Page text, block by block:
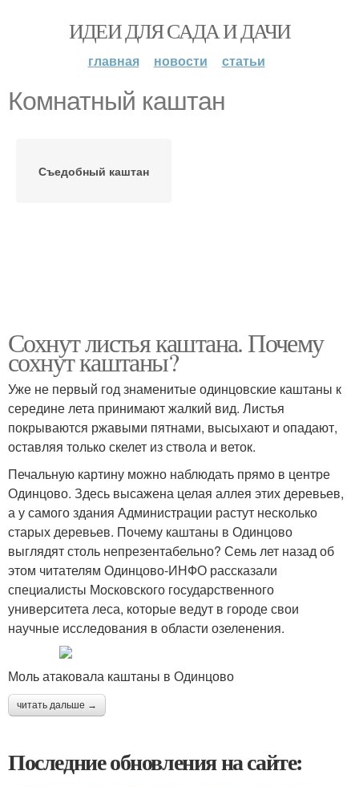
ИДЕИ ДЛЯ САДА И ДАЧИ
главная новости статьи
Комнатный каштан
Съедобный каштан
Сохнут листья каштана. Почему
сохнут каштаны?
Уже не первый год знаменитые одинцовские каштаны к
середине лета принимают жалкий вид. Листья
покрываются ржавыми пятнами, высыхают и опадают,
оставляя только скелет из ствола и веток.
Печальную картину можно наблюдать прямо в центре
Одинцово. Здесь высажена целая аллея этих деревьев,
а у самого здания Администрации растут несколько
старых деревьев. Почему каштаны в Одинцово
выглядят столь непрезентабельно? Семь лет назад об
этом читателям Одинцово-ИНФО рассказали
специалисты Московского государственного
университета леса, которые ведут в городе свои
научные исследования в области озеленения.
Моль атаковала каштаны в Одинцово
читать дальше →
Последние обновления на сайте: